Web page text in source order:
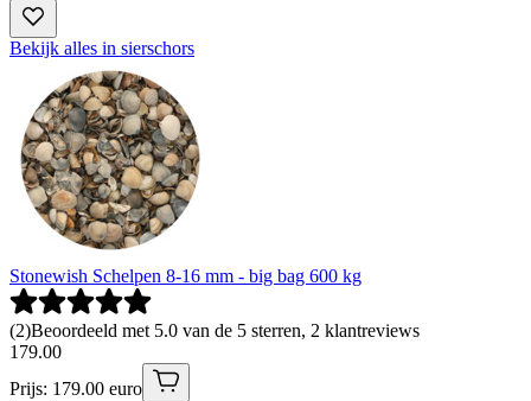
Bekijk alles in sierschors
Stonewish Schelpen 8-16 mm - big bag 600 kg
(2)Beoordeeld met 5.0 van de 5 sterren, 2 klantreviews
179.00
Prijs: 179.00 euro